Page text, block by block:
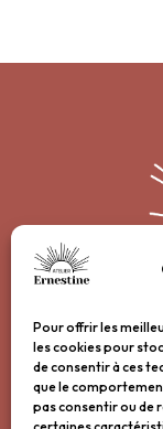
Pour offrir les
les cookies pour
de consentir à ces
que le
pas consentir ou de